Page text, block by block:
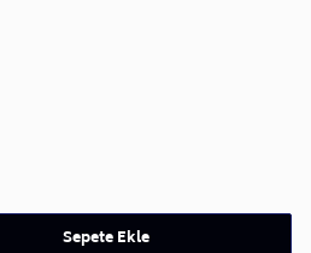
Sepete Ekle